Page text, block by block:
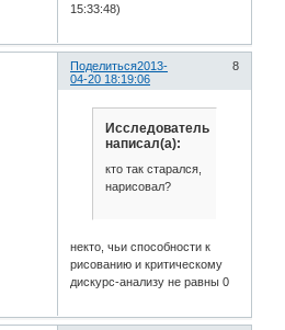
15:33:48)
Поделиться 8
2013-
04-20 18:19:06
Исследователь
написал(а):
кто так старался,
нарисовал?
некто, чьи способности к
рисованию и критическому
дискурс-анализу не равны 0